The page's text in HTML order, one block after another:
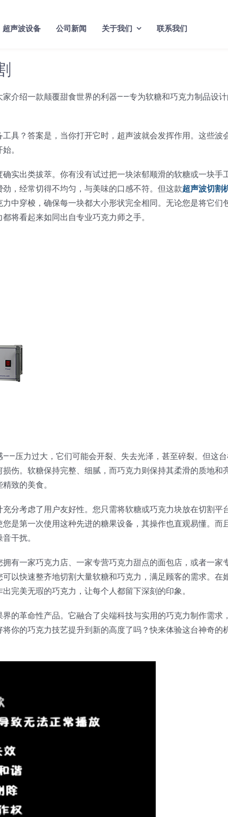
超声波设备 公司新闻 关于我们 联系我们
介绍一款颠覆甜食世界的利器——专为软糖和巧克力制品设
具？答案是，当你打开它时，超声波就会发挥作用。这些波
。
实出类拔萃。你有没有试过把一块浓郁顺滑的软糖或一块手
，经常切得不均匀，与美味的口感不符。但这款超声波切割
中穿梭，确保每一块都大小形状完全相同。无论您是将它们
将看起来如同出自专业巧克力师之手。
压力过大，它们可能会开裂、失去光泽，甚至碎裂。但这
伤。软糖保持完整、细腻，而巧克力则保持其柔滑的质地和
致的美食。
分考虑了用户友好性。您只需将软糖或巧克力块放在切割平
是第一次使用这种先进的糖果设备，其操作也直观易懂。而
干扰。
有一家巧克力店、一家专营巧克力甜点的面包店，或者一家
以快速整齐地切割大量软糖和巧克力，满足顾客的需求。在
完美无瑕的巧克力，让每个人都留下深刻的印象。
的革命性产品。它融合了尖端科技与实用的巧克力制作需求
你的巧克力技艺提升到新的高度了吗？快来体验这台神奇的